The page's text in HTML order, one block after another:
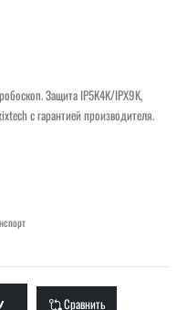
Защита IP5K4K/IPX9K,
с гарантией производителя.
Сравнить